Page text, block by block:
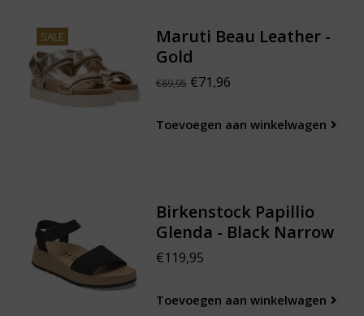
SALE
Maruti Beau Leather -
Gold
€89,95€71,96
Toevoegen aan winkelwagen
Birkenstock Papillio
Glenda - Black Narrow
€119,95
Toevoegen aan winkelwagen